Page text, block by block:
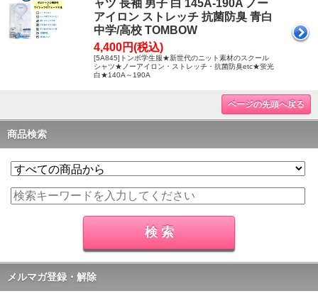
ャツ 長袖 男子 白 145A-190A ノー
アイロン ストレッチ 抗菌防臭 青白
中学/高校 TOMBOW
4,400円(税込)
[5A845]トンボ学生服★新世代のニット素材のスクール
シャツ★ノーアイロン・ストレッチ・抗菌防臭etc★蛍光
白★140A～190A
ページの先頭へ戻る
商品検索
メルマガ登録・解除